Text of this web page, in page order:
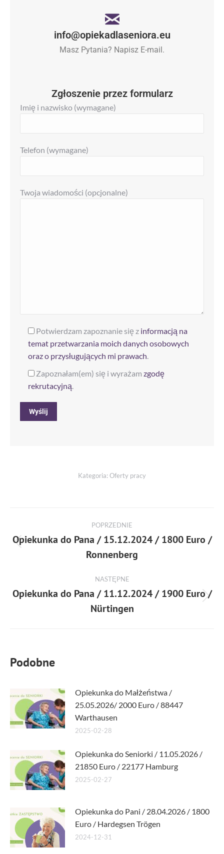
info@opiekadlaseniora.eu
Masz Pytania? Napisz E-mail.
Zgłoszenie przez formularz
Imię i nazwisko (wymagane)
Telefon (wymagane)
Twoja wiadomości (opcjonalne)
Potwierdzam zapoznanie się z informacją na
temat przetwarzania moich danych osobowych
oraz o przysługujących mi prawach.
Zapoznałam(em) się i wyrażam zgodę
rekrutacyjną.
Kategoria:Oferty pracy
POPRZEDNIE
Opiekunka do Pana / 15.12.2024 / 1800 Euro /
Ronnenberg
NASTĘPNE
Opiekunka do Pana / 11.12.2024 / 1900 Euro /
Nürtingen
Podobne
Opiekunka do Małżeństwa /
25.05.2026/ 2000 Euro / 88447
Warthausen
2025-02-28
Opiekunka do Seniorki / 11.05.2026 /
21850 Euro / 22177 Hamburg
2025-02-27
Opiekunka do Pani / 28.04.2026 / 1800
Euro / Hardegsen Trögen
2024-12-31